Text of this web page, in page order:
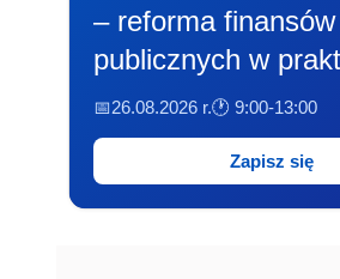
– reforma finansów
publicznych w
📅26.08.2026 r.🕐 9:00-13:00
Zapisz się